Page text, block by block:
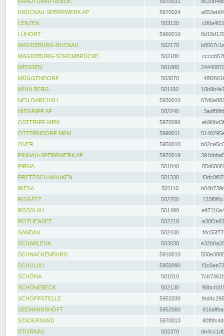
KRÜCKAU-SPERRWERK AP
5970024
LENZEN
503120
LÜHORT
5960010
MAGDEBURG-BUCKAU
502170
MAGDEBURG-STROMBRÜCKE
502180
MEISSEN
501080
MÜGGENDORF
503070
MÜHLBERG
501160
NEU DARCHAU
5930010
NIEGRIPP AP
502240
OSTERIFF MPM
5970096
OTTERNDORF MPM
5990011
OVER
5950010
PINNAU-SPERRWERK AP
5970019
PIRNA
501040
PRETZSCH-MAUKEN
501330
RIESA
501110
ROGÄTZ
502250
ROSSLAU
501490
ROTHENSEE
502210
SANDAU
502430
SCHARLEUK
503030
SCHNACKENBURG
5910010
SCHULAU
5950090
SCHÖNA
501010
SCHÖNEBECK
502130
SCHÖPFSTELLE
5952030
SEEMANNSHÖFT
5952060
STADERSAND
5970013
STORKAU
502370